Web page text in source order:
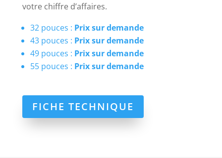
votre chiffre d’affaires.
32 pouces : Prix sur demande
43 pouces : Prix sur demande
49 pouces : Prix sur demande
55 pouces : Prix sur demande
FICHE TECHNIQUE